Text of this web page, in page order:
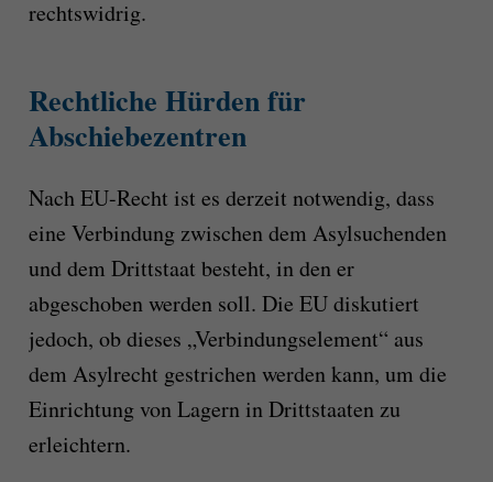
rechtswidrig.
Rechtliche Hürden für
Abschiebezentren
Nach EU-Recht ist es derzeit notwendig, dass
eine Verbindung zwischen dem Asylsuchenden
und dem Drittstaat besteht, in den er
abgeschoben werden soll. Die EU diskutiert
jedoch, ob dieses „Verbindungselement“ aus
dem Asylrecht gestrichen werden kann, um die
Einrichtung von Lagern in Drittstaaten zu
erleichtern.